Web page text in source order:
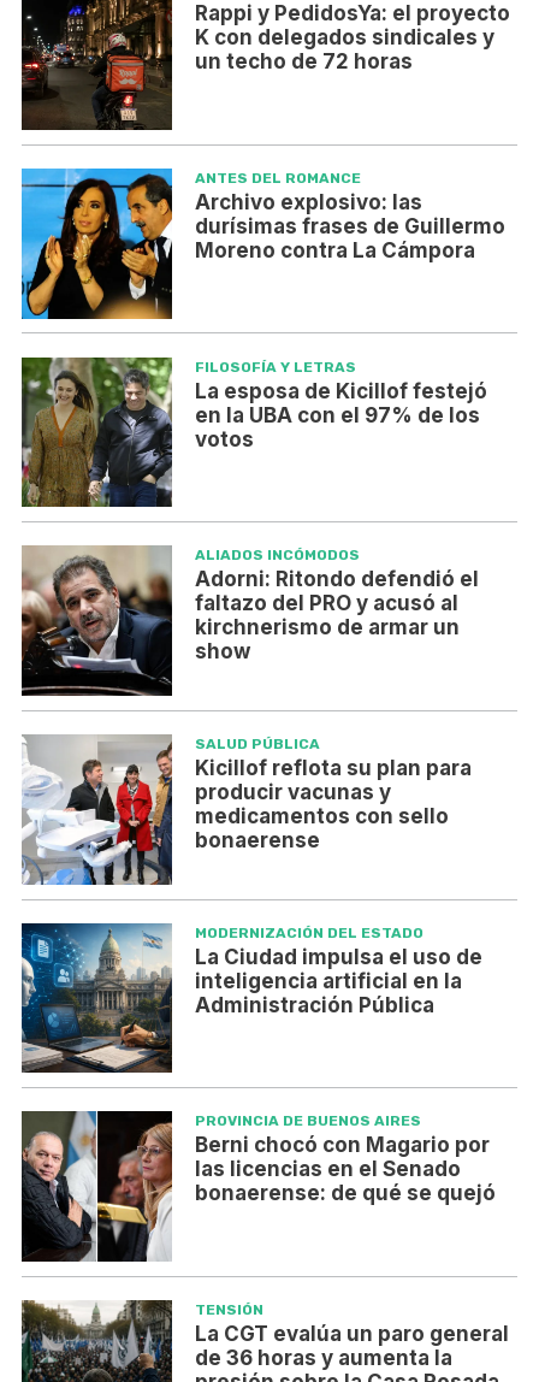
Rappi y PedidosYa: el proyecto
K con delegados sindicales y
un techo de 72 horas
ANTES DEL ROMANCE
Archivo explosivo: las
durísimas frases de Guillermo
Moreno contra La Cámpora
FILOSOFÍA Y LETRAS
La esposa de Kicillof festejó
en la UBA con el 97% de los
votos
ALIADOS INCÓMODOS
Adorni: Ritondo defendió el
faltazo del PRO y acusó al
kirchnerismo de armar un
show
SALUD PÚBLICA
Kicillof reflota su plan para
producir vacunas y
medicamentos con sello
bonaerense
MODERNIZACIÓN DEL ESTADO
La Ciudad impulsa el uso de
inteligencia artificial en la
Administración Pública
PROVINCIA DE BUENOS AIRES
Berni chocó con Magario por
las licencias en el Senado
bonaerense: de qué se quejó
TENSIÓN
La CGT evalúa un paro general
de 36 horas y aumenta la